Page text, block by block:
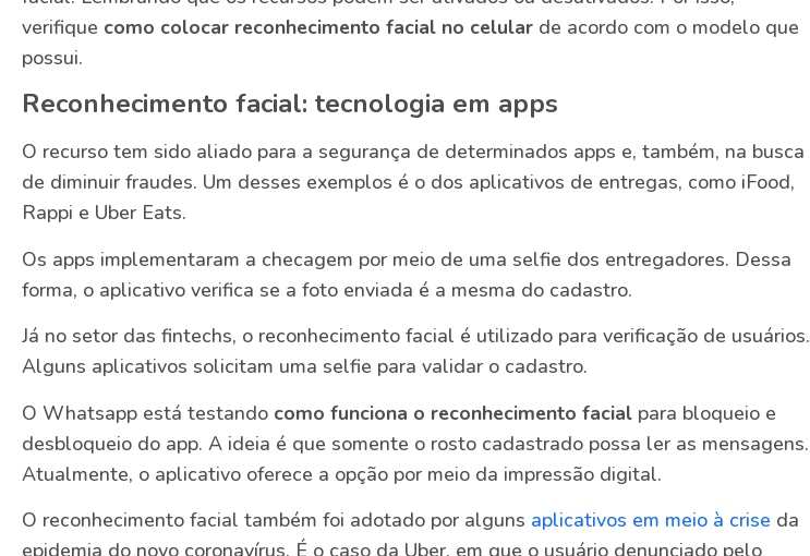
verifique como colocar reconhecimento facial no celular de acordo com o modelo que
possui.
Reconhecimento facial: tecnologia em apps
O recurso tem sido aliado para a segurança de determinados apps e, também, na busca
de diminuir fraudes. Um desses exemplos é o dos aplicativos de entregas, como iFood,
Rappi e Uber Eats.
Os apps implementaram a checagem por meio de uma selfie dos entregadores. Dessa
forma, o aplicativo verifica se a foto enviada é a mesma do cadastro.
Já no setor das fintechs, o reconhecimento facial é utilizado para verificação de usuários.
Alguns aplicativos solicitam uma selfie para validar o cadastro.
O Whatsapp está testando como funciona o reconhecimento facial para bloqueio e
desbloqueio do app. A ideia é que somente o rosto cadastrado possa ler as mensagens.
Atualmente, o aplicativo oferece a opção por meio da impressão digital.
O reconhecimento facial também foi adotado por alguns aplicativos em meio à crise da
epidemia do novo coronavírus. É o caso da Uber, em que o usuário denunciado pelo